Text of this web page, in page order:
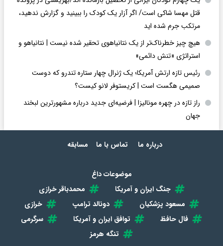
اگر این اقدامات را نکنیم حملات پیاپی آمریکا به ایران حتمی است
یک چهارم کودکان ایرانی از تحصیل بازمانده اند/بهزیستی در پرونده
قتل مهسا شاکی است/ اگر آزار یک کودک را ببینید و گزارش ندهید،
مرتکب جرم شده اید
هیچ چیز خطرناک‌تر از یک نتانیاهوی تحقیر شده نیست | نتانیاهو و
استراتژی «تنش دائمی»
رئیس تازه ارتش آمریکا؛ یک ژنرال چهار ستاره تندرو که دوست
صمیمی هگست است | کریستوفر لانو کیست؟
راز تازه در چهره مونالیزا | فرضیه‌ای جدید درباره مشهورترین لبخند
تماس با ما
موضوعات داغ
جنگ ایران و آمریکا
محمدباقر خرازی